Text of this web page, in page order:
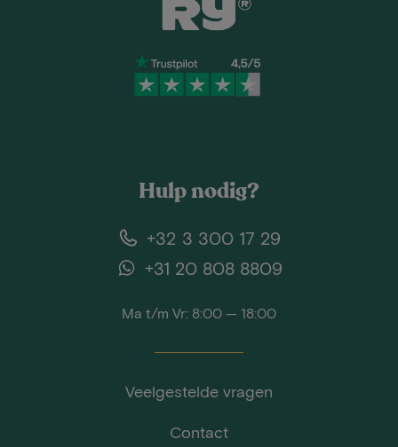
Hulp nodig?
+32 3 300 17 29
+31 20 808 8809
Ma t/m Vr: 8:00 — 18:00
Veelgestelde vragen
Contact